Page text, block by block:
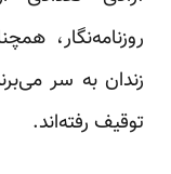
روزنامه‌نگار،
زندان به سر
توقیف رفته‌اند.